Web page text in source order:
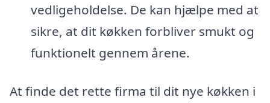
vedligeholdelse. De kan hjælpe med at
sikre, at dit køkken forbliver smukt og
funktionelt gennem årene.
At finde det rette firma til dit nye køkken i